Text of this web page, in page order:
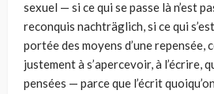
sexuel — si ce qui se passe là n’est
reconquis nachträglich, si ce qui
portée des moyens d’une repensée,
justement à s’apercevoir, à l’écrire,
pensées — parce que l’écrit